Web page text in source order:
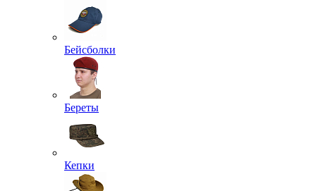
Бейсболки
Береты
Кепки